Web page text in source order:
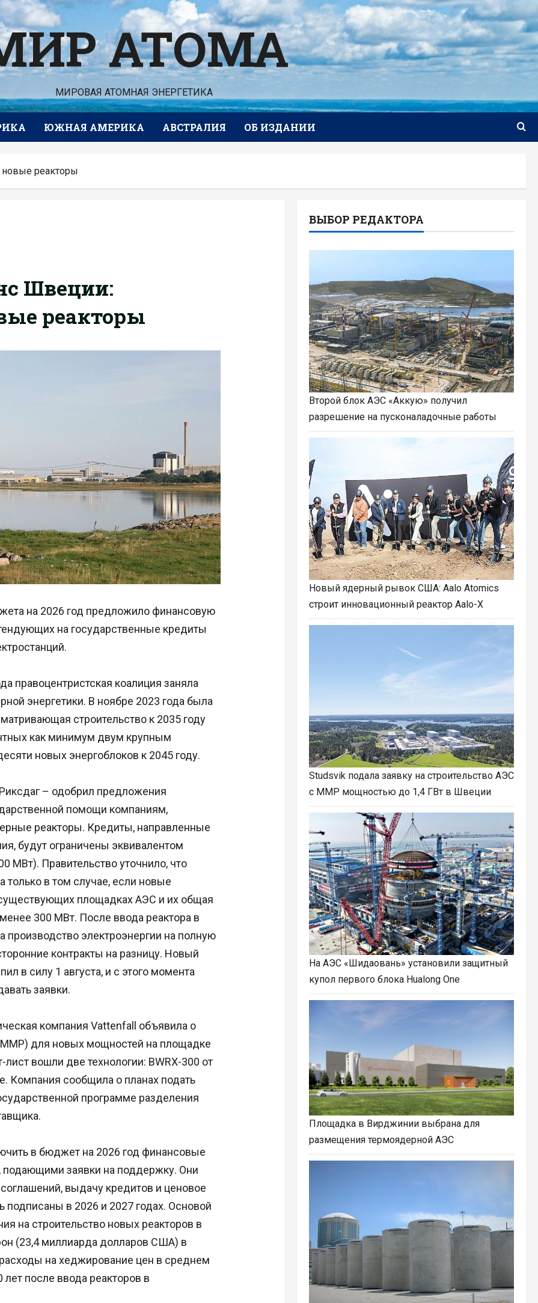
АТОМА
МИРОВАЯ АТОМНАЯ ЭНЕРГЕТИКА
ЮЖНАЯ АМЕРИКА АВСТРАЛИЯ ОБ ИЗДАНИИ
реакторы
Швеции:
реакторы
на 2026 год предложило финансовую
на государственные кредиты
правоцентристская коалиция заняла
энергетики. В ноябре 2023 года была
строительство к 2035 году
как минимум двум крупным
новых энергоблоков к 2045 году.
– одобрил предложения
помощи компаниям,
реакторы. Кредиты, направленные
будут ограничены эквивалентом
МВт). Правительство уточнило, что
в том случае, если новые
площадках АЭС и их общая
300 МВт. После ввода реактора в
производство электроэнергии на полную
контракты на разницу. Новый
в силу 1 августа, и с этого момента
заявки.
компания Vattenfall объявила о
для новых мощностей на площадке
вошли две технологии: BWRX-300 от
Компания сообщила о планах подать
программе разделения
в бюджет на 2026 год финансовые
подающими заявки на поддержку. Они
выдачу кредитов и ценовое
в 2026 и 2027 годах. Основой
на строительство новых реакторов в
(23,4 миллиарда долларов США) в
на хеджирование цен в среднем
после ввода реакторов в
ВЫБОР РЕДАКТОРА
Второй блок АЭС «Аккую» получил
разрешение на пусконаладочные работы
Новый ядерный рывок США: Aalo Atomics
строит инновационный реактор Aalo-X
Studsvik подала заявку на строительство АЭС
с ММР мощностью до 1,4 ГВт в Швеции
На АЭС «Шидаовань» установили защитный
купол первого блока Hualong One
Площадка в Вирджинии выбрана для
размещения термоядерной АЭС